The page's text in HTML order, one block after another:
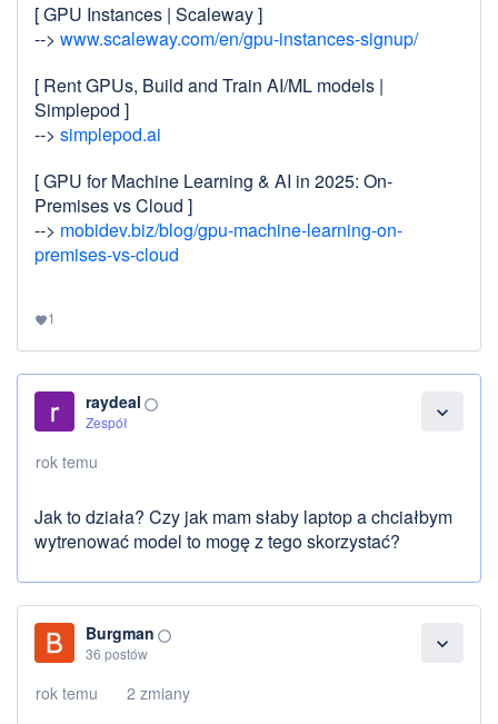
[ GPU Instances | Scaleway ]
--> www.scaleway.com/en/gpu-instances-signup/
[ Rent GPUs, Build and Train AI/ML models |
Simplepod ]
--> simplepod.ai
[ GPU for Machine Learning & AI in 2025: On-
Premises vs Cloud ]
--> mobidev.biz/blog/gpu-machine-learning-on-
premises-vs-cloud
favorite1
expand_more
raydeal panorama_fish_eye
Zespół
rok temu
Jak to działa? Czy jak mam słaby laptop a chciałbym
wytrenować model to mogę z tego skorzystać?
expand_more
Burgman panorama_fish_eye
36 postów
rok temu 2 zmiany